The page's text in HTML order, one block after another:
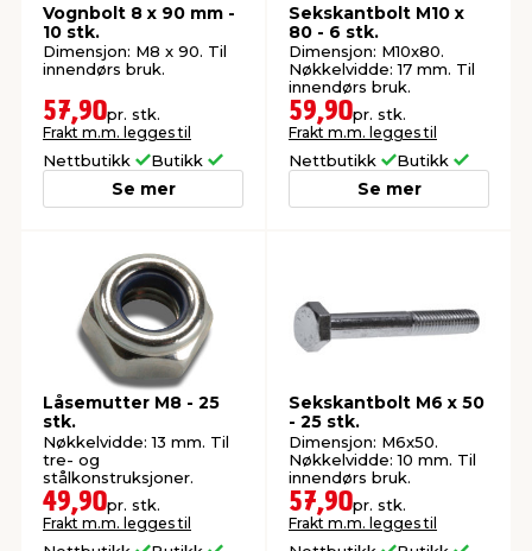
Vognbolt 8 x 90 mm -
10 stk.
Dimensjon: M8 x 90. Til
innendørs bruk.
57,90pr. stk.
Frakt m.m. legges til
Nettbutikk Butikk
Se mer
Sekskantbolt M10 x
80 - 6 stk.
Dimensjon: M10x80.
Nøkkelvidde: 17 mm. Til
innendørs bruk.
59,90pr. stk.
Frakt m.m. legges til
Nettbutikk Butikk
Se mer
Låsemutter M8 - 25
stk.
Nøkkelvidde: 13 mm. Til
tre- og
stålkonstruksjoner.
49,90pr. stk.
Frakt m.m. legges til
Sekskantbolt M6 x 50
- 25 stk.
Dimensjon: M6x50.
Nøkkelvidde: 10 mm. Til
innendørs bruk.
57,90pr. stk.
Frakt m.m. legges til